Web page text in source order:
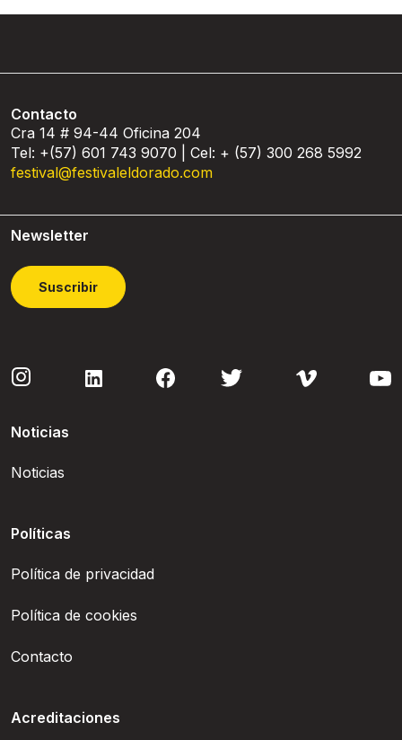
Contacto
Cra 14 # 94-44 Oficina 204
Tel: +(57) 601 743 9070 | Cel: + (57) 300 268 5992
festival@festivaleldorado.com
Newsletter
Suscribir
Noticias
Noticias
Políticas
Política de privacidad
Política de cookies
Contacto
Acreditaciones